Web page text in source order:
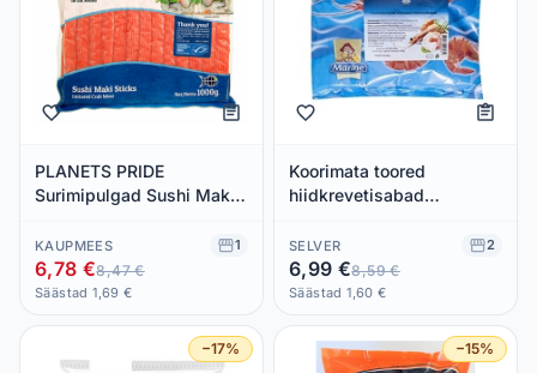
PLANETS PRIDE
Surimipulgad Sushi Maki
KAUPMEES 1
6,78 €8,47 €
Säästad 1,69 €
Koorimata toored
hiidkrevetisabad
MARINE, 240 g neto
SELVER 2
6,99 €8,59 €
Säästad 1,60 €
−17% −15%